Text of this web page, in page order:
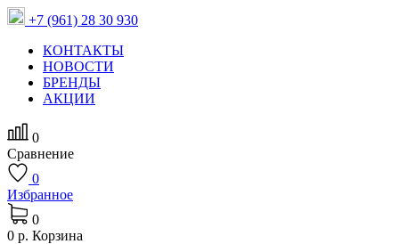
+7 (961) 28 30 930
КОНТАКТЫ
НОВОСТИ
БРЕНДЫ
АКЦИИ
0
Сравнение
0
Избранное
0
0 р. Корзина